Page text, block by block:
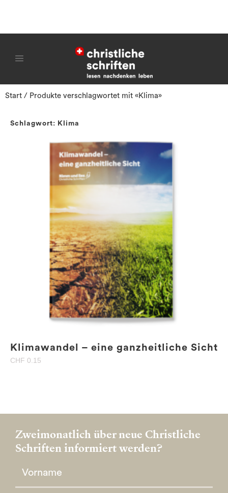
Start / Produkte verschlagwortet mit «Klima»
Schlagwort: Klima
Klimawandel – eine ganzheitliche Sicht
CHF 0.15
Zweimonatlich über neue Christliche
Schriften informiert werden?